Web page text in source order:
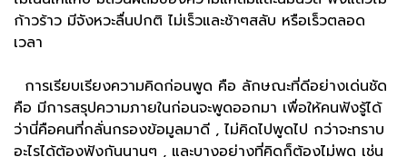
ก้าวร้าว มีจังหวะลื่นปกติ ไม่เร็วและช้าๆสลับ หรือเร็วตลอด
เวลา
การเรียบเรียงความคิดก่อนพูด คือ ลักษณะที่ดีอย่างเด่นชัด
คือ มีการสรุปความภายในก่อนจะพูดออกมา เพื่อให้คนฟังรู้ได้
ว่านี่คือคนที่กลั่นกรองข้อมูลมาดี , ไม่คิดไปพูดไป กว่าจะทราบ
อะไรได้ต้องฟังกันนานๆ , และบางอย่างที่คิดก็ต้องไม่พูด เช่น